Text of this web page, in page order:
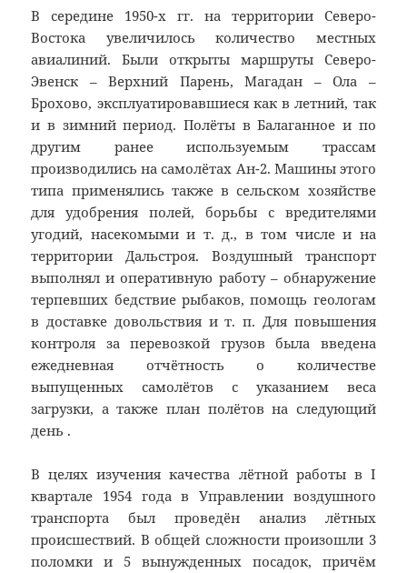
В середине 1950-х гг. на территории Северо-
Востока увеличилось количество местных
авиалиний. Были открыты маршруты Северо-
Эвенск – Верхний Парень, Магадан – Ола –
Брохово, эксплуатировавшиеся как в летний, так
и в зимний период. Полёты в Балаганное и по
другим ранее используемым трассам
производились на самолётах Ан-2. Машины этого
типа применялись также в сельском хозяйстве
для удобрения полей, борьбы с вредителями
угодий, насекомыми и т. д., в том числе и на
территории Дальстроя. Воздушный транспорт
выполнял и оперативную работу – обнаружение
терпевших бедствие рыбаков, помощь геологам
в доставке довольствия и т. п. Для повышения
контроля за перевозкой грузов была введена
ежедневная отчётность о количестве
выпущенных самолётов с указанием веса
загрузки, а также план полётов на следующий
день .
В целях изучения качества лётной работы в I
квартале 1954 года в Управлении воздушного
транспорта был проведён анализ лётных
происшествий. В общей сложности произошли 3
поломки и 5 вынужденных посадок, причём